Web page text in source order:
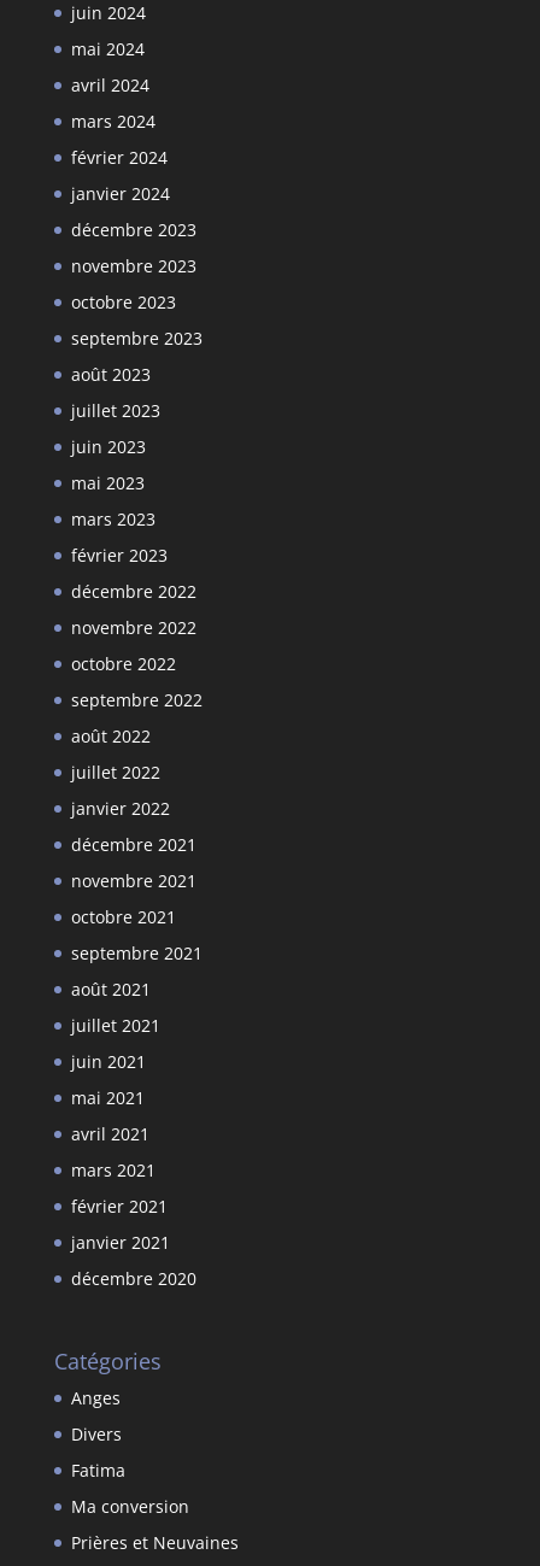
juin 2024
mai 2024
avril 2024
mars 2024
février 2024
janvier 2024
décembre 2023
novembre 2023
octobre 2023
septembre 2023
août 2023
juillet 2023
juin 2023
mai 2023
mars 2023
février 2023
décembre 2022
novembre 2022
octobre 2022
septembre 2022
août 2022
juillet 2022
janvier 2022
décembre 2021
novembre 2021
octobre 2021
septembre 2021
août 2021
juillet 2021
juin 2021
mai 2021
avril 2021
mars 2021
février 2021
janvier 2021
décembre 2020
Catégories
Anges
Divers
Fatima
Ma conversion
Prières et Neuvaines